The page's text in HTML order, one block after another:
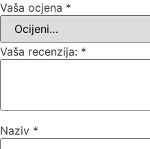
Vaša ocjena *
Vaša recenzija: *
Naziv *